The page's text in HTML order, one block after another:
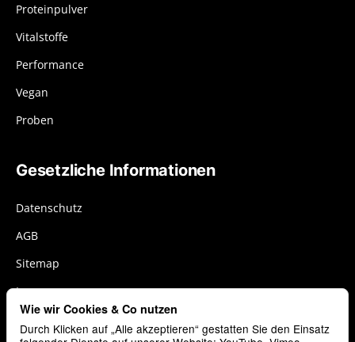
Proteinpulver
Vitalstoffe
Performance
Vegan
Proben
Gesetzliche Informationen
Datenschutz
AGB
Sitemap
Impressum
Widerrufsrecht
Wie wir Cookies & Co nutzen
Durch Klicken auf „Alle akzeptieren“ gestatten Sie den Einsatz